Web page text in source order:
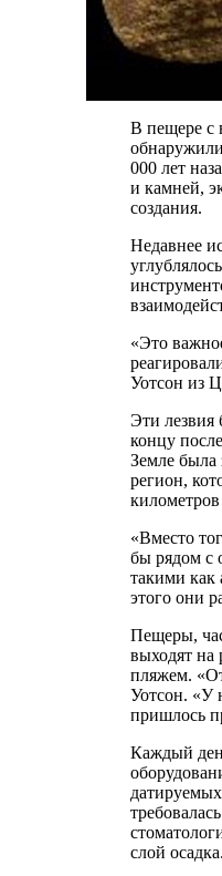
В пещере с
000 лет
и камней,
создания.
Недавнее
«Это
Уотсон из
Эти лезвия
концу
Земле была
регион,
«Вместо
бы рядом
такими
этого они
Пещеры,
выходят
пляжем.
Уотсон. «У
пришлось
Каждый
слой